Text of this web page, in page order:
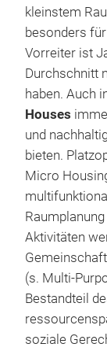
kleinstem
besonders
Vorreiter ist
Durchschnitt
haben. Auch
Houses
und
bieten.
Micro
Aktivitäten
(s. Multi-
Bestandteil
soziale